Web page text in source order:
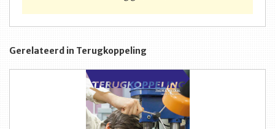
Gerelateerd in Terugkoppeling